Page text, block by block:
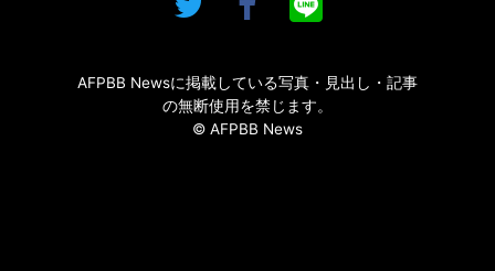
AFPBB Newsに掲載している写真・見出し・記事
の無断使用を禁じます。
© AFPBB News